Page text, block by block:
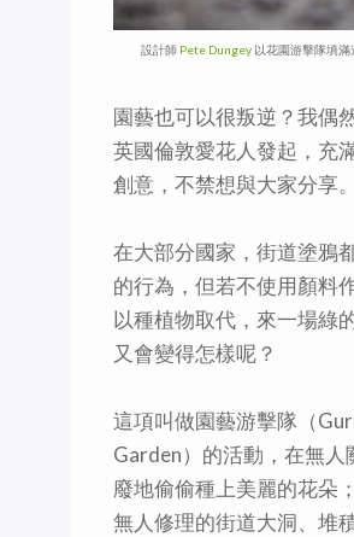
設計師 Pete Dungey 以花園游擊隊填滿
園藝也可以很叛逆？我偶
英國倫敦愛花人發起，充
創意，不禁想與大家分享。
在大部分國家，街道塗鴉
的行為，但若不使用顏料
以種植物取代，來一場綠
又會變得怎樣呢？
這項叫做園藝游擊隊（
Garden）的活動，在無人
廢地偷偷種上美麗的花朵
無人修理的街道大洞、堆